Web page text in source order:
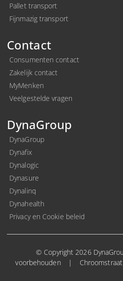
Pallet transport
Fijnmazig transport
Contact
Consumenten contact
Zakelijk contact
MyMenken
Veelgestelde vragen
DynaGroup
DynaGroup
Dynafix
Dynalogic
Dynasure
Dynalinq
Dynahealth
Privacy en Cookie beleid
© Copyright 2026
voorbehouden
|